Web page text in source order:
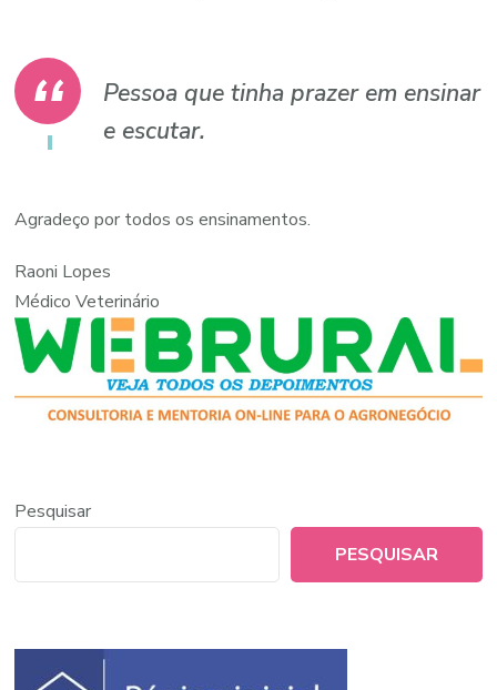
Pessoa que tinha prazer em ensinar
e escutar.
Agradeço por todos os ensinamentos.
Raoni Lopes
Médico Veterinário
Pesquisar
PESQUISAR